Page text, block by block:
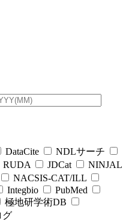
DataCite
NDLサーチ
RUDA JDCat
NINJAL
NACSIS-CAT/ILL
Integbio
PubMed
極地研学術DB
グ